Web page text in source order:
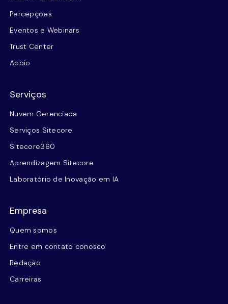
Percepções
Eventos e Webinars
Trust Center
Apoio
Serviços
Nuvem Gerenciada
Serviços Sitecore
Sitecore360
Aprendizagem Sitecore
Laboratório de Inovação em IA
Empresa
Quem somos
Entre em contato conosco
Redação
Carreiras